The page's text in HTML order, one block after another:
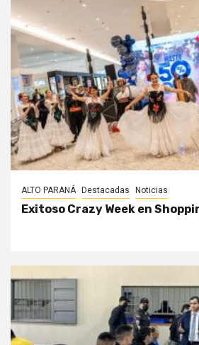
ALTO PARANÁ Destacadas Noticias
Exitoso Crazy Week en